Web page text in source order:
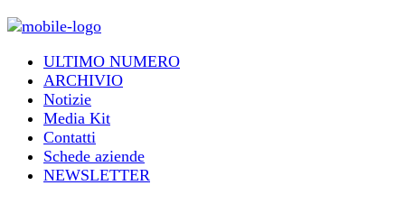
ULTIMO NUMERO
ARCHIVIO
Notizie
Media Kit
Contatti
Schede aziende
NEWSLETTER